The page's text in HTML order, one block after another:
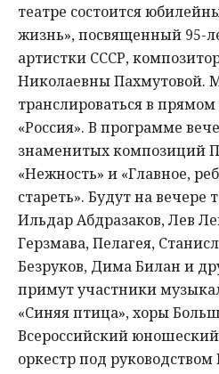
театре состоится
жизнь», посвященный 95-
артистки СССР,
Николаевны Пахмутовой.
транслироваться в
«Россия». В программе
знаменитых композиций
«Нежность» и «Главное,
стареть». Будут на вечере
Ильдар Абдразаков, Лев
Герзмава, Пелагея,
Безруков, Дима Билан и
примут участники
«Синяя птица», хоры
Всероссийский
оркестр под